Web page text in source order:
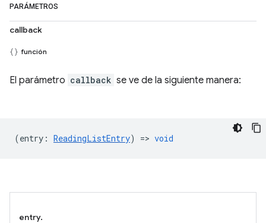
PARÁMETROS
callback
función
El parámetro callback se ve de la siguiente manera:
(entry : ReadingListEntry) => void
entry.